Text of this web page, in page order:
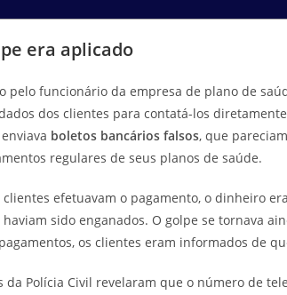
era aplicado
pelo funcionário da empresa de plano de
dos clientes para contatá-los
boletos bancários falsos, que
regulares de seus planos de saúde.
clientes efetuavam o pagamento, o dinheiro
sido enganados. O golpe se tornava
os clientes eram informados de
da Polícia Civil revelaram que o número de